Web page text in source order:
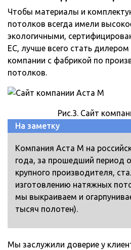
Чтобы материалы и
потолков всегда имели
экологичными,
ЕС, лучше всего стать дилером
компании с фабрикой по
потолков.
Рис.3. Сайт
На заметку
Компания Аста М на
года, за прошедший период
крупного производителя,
изготовлению натяжных
мы выкраиваем и
тысяч полотен).
Мы заслужили доверие у